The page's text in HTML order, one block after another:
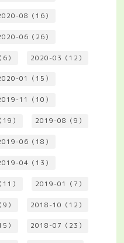
08（16）
06（26）
） 2020-03（12）
01（15）
11（10）
） 2019-08（9）
06（18）
04（13）
） 2019-01（7）
） 2018-10（12）
） 2018-07（23）